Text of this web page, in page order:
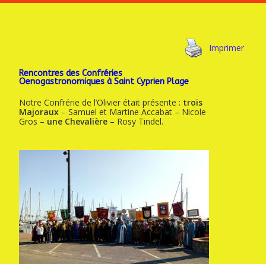
Imprimer
Rencontres des Confréries
Oenogastronomiques à Saint Cyprien Plage
Notre Confrérie de l’Olivier était présente : trois
Majoraux – Samuel et Martine Accabat – Nicole
Gros – une Chevalière – Rosy Tindel.